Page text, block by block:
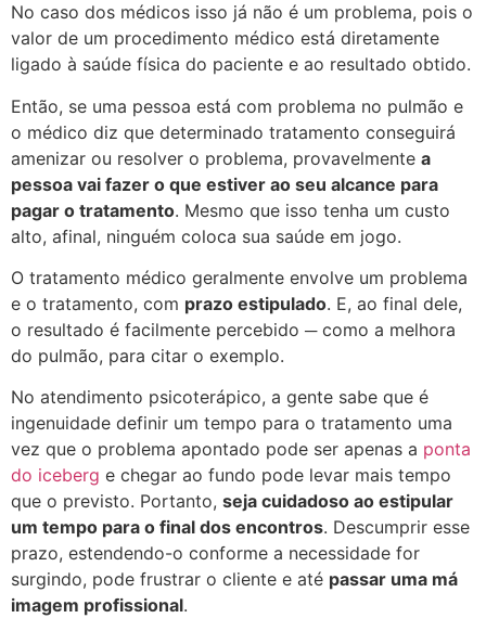
No caso dos médicos isso já não é um problema, pois o
valor de um procedimento médico está diretamente
ligado à saúde física do paciente e ao resultado obtido.
Então, se uma pessoa está com problema no pulmão e
o médico diz que determinado tratamento conseguirá
amenizar ou resolver o problema, provavelmente a
pessoa vai fazer o que estiver ao seu alcance para
pagar o tratamento. Mesmo que isso tenha um custo
alto, afinal, ninguém coloca sua saúde em jogo.
O tratamento médico geralmente envolve um problema
e o tratamento, com prazo estipulado. E, ao final dele,
o resultado é facilmente percebido ─ como a melhora
do pulmão, para citar o exemplo.
No atendimento psicoterápico, a gente sabe que é
ingenuidade definir um tempo para o tratamento uma
vez que o problema apontado pode ser apenas a ponta
do iceberg e chegar ao fundo pode levar mais tempo
que o previsto. Portanto, seja cuidadoso ao estipular
um tempo para o final dos encontros. Descumprir esse
prazo, estendendo-o conforme a necessidade for
surgindo, pode frustrar o cliente e até passar uma má
imagem profissional.